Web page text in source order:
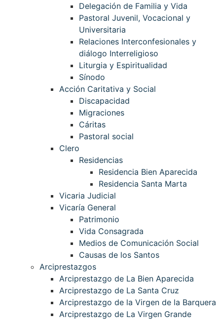
Delegación de Familia y Vida
Pastoral Juvenil, Vocacional y
Universitaria
Relaciones Interconfesionales y
diálogo Interreligioso
Liturgia y Espiritualidad
Sínodo
Acción Caritativa y Social
Discapacidad
Migraciones
Cáritas
Pastoral social
Clero
Residencias
Residencia Bien Aparecida
Residencia Santa Marta
Vicaria Judicial
Vicaría General
Patrimonio
Vida Consagrada
Medios de Comunicación Social
Causas de los Santos
Arciprestazgos
Arciprestazgo de La Bien Aparecida
Arciprestazgo de La Santa Cruz
Arciprestazgo de la Virgen de la Barquera
Arciprestazgo de La Virgen Grande